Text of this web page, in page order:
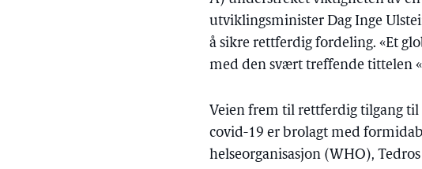
utviklingsminister Dag Inge
å sikre rettferdig fordeling. «Et
med den svært treffende tittelen
Veien frem til rettferdig tilgang
covid-19 er brolagt med
helseorganisasjon (WHO),